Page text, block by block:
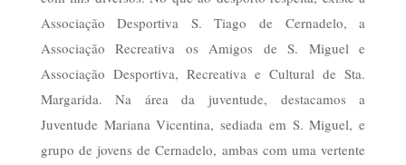
Associação Desportiva S. Tiago de Cernadelo, a
Associação Recreativa os Amigos de S. Miguel e
Associação Desportiva, Recreativa e Cultural de Sta.
Margarida. Na área da juventude, destacamos a
Juventude Mariana Vicentina, sediada em S. Miguel, e
grupo de jovens de Cernadelo, ambas com uma vertente